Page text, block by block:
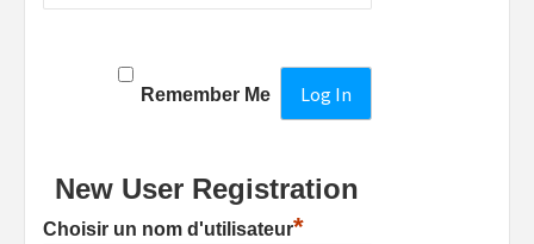
Remember Me
New User Registration
Choisir un nom d'utilisateur*